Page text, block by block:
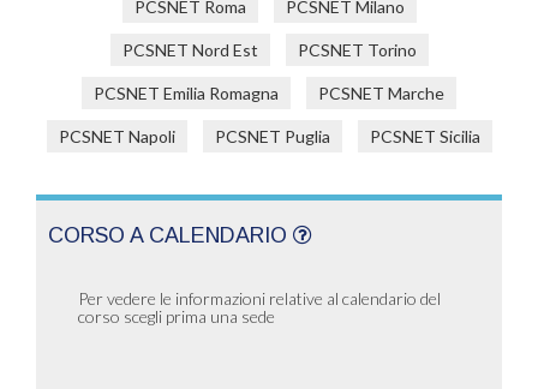
PCSNET Roma PCSNET Milano
PCSNET Nord Est PCSNET Torino
PCSNET Emilia Romagna PCSNET Marche
PCSNET Napoli PCSNET Puglia PCSNET Sicilia
CORSO A CALENDARIO
Per vedere le informazioni relative al calendario del
corso scegli prima una sede